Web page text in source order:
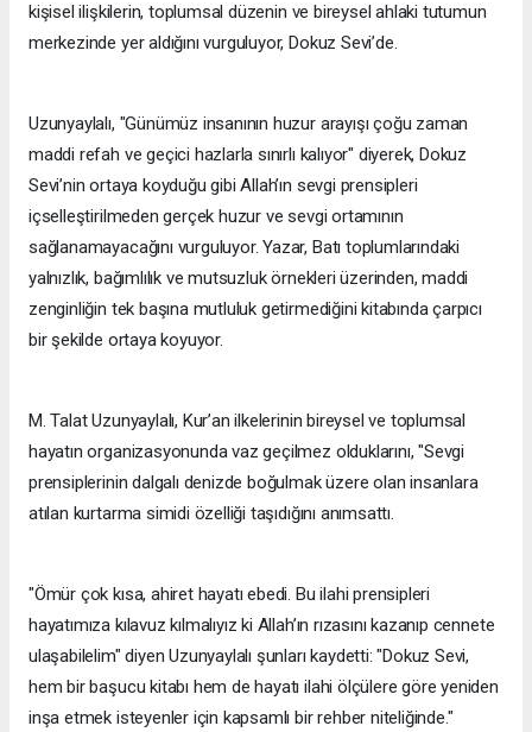
kişisel ilişkilerin, toplumsal düzenin ve bireysel ahlaki tutumun
merkezinde yer aldığını vurguluyor, Dokuz Sevi’de.
Uzunyaylalı, "Günümüz insanının huzur arayışı çoğu zaman
maddi refah ve geçici hazlarla sınırlı kalıyor" diyerek, Dokuz
Sevi’nin ortaya koyduğu gibi Allah’ın sevgi prensipleri
içselleştirilmeden gerçek huzur ve sevgi ortamının
sağlanamayacağını vurguluyor. Yazar, Batı toplumlarındaki
yalnızlık, bağımlılık ve mutsuzluk örnekleri üzerinden, maddi
zenginliğin tek başına mutluluk getirmediğini kitabında çarpıcı
bir şekilde ortaya koyuyor.
M. Talat Uzunyaylalı, Kur’an ilkelerinin bireysel ve toplumsal
hayatın organizasyonunda vaz geçilmez olduklarını, "Sevgi
prensiplerinin dalgalı denizde boğulmak üzere olan insanlara
atılan kurtarma simidi özelliği taşıdığını anımsattı.
"Ömür çok kısa, ahiret hayatı ebedi. Bu ilahi prensipleri
hayatımıza kılavuz kılmalıyız ki Allah’ın rızasını kazanıp cennete
ulaşabilelim" diyen Uzunyaylalı şunları kaydetti: "Dokuz Sevi,
hem bir başucu kitabı hem de hayatı ilahi ölçülere göre yeniden
inşa etmek isteyenler için kapsamlı bir rehber niteliğinde."